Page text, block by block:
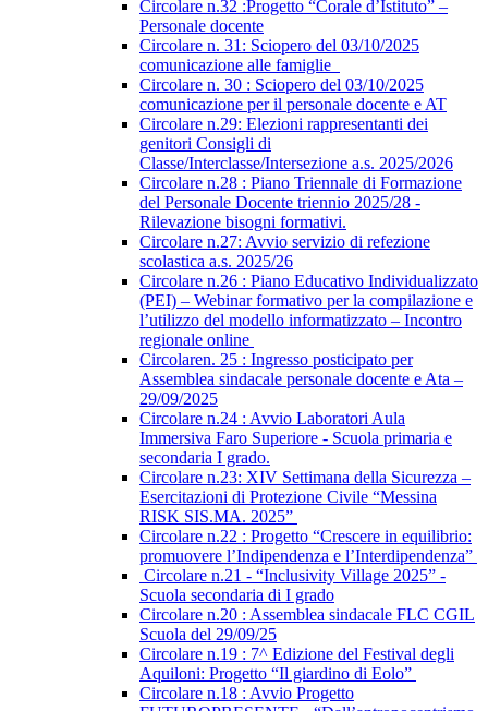
Circolare n.32 :Progetto “Corale d’Istituto” –
Personale docente
Circolare n. 31: Sciopero del 03/10/2025
comunicazione alle famiglie
Circolare n. 30 : Sciopero del 03/10/2025
comunicazione per il personale docente e AT
Circolare n.29: Elezioni rappresentanti dei
genitori Consigli di
Classe/Interclasse/Intersezione a.s. 2025/2026
Circolare n.28 : Piano Triennale di Formazione
del Personale Docente triennio 2025/28 -
Rilevazione bisogni formativi.
Circolare n.27: Avvio servizio di refezione
scolastica a.s. 2025/26
Circolare n.26 : Piano Educativo Individualizzato
(PEI) – Webinar formativo per la compilazione e
l’utilizzo del modello informatizzato – Incontro
regionale online
Circolaren. 25 : Ingresso posticipato per
Assemblea sindacale personale docente e Ata –
29/09/2025
Circolare n.24 : Avvio Laboratori Aula
Immersiva Faro Superiore - Scuola primaria e
secondaria I grado.
Circolare n.23: XIV Settimana della Sicurezza –
Esercitazioni di Protezione Civile “Messina
RISK SIS.MA. 2025”
Circolare n.22 : Progetto “Crescere in equilibrio:
promuovere l’Indipendenza e l’Interdipendenza”
Circolare n.21 - “Inclusivity Village 2025” -
Scuola secondaria di I grado
Circolare n.20 : Assemblea sindacale FLC CGIL
Scuola del 29/09/25
Circolare n.19 : 7^ Edizione del Festival degli
Aquiloni: Progetto “Il giardino di Eolo”
Circolare n.18 : Avvio Progetto